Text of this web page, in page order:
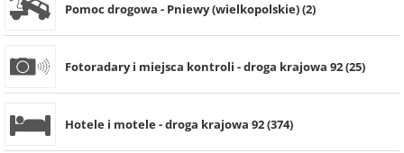
Pomoc drogowa - Pniewy (wielkopolskie) (2)
Fotoradary i miejsca kontroli - droga krajowa 92 (25)
Hotele i motele - droga krajowa 92 (374)